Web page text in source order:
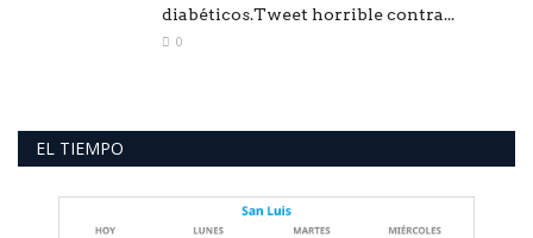
diabéticos.Tweet horrible contra...
0
EL TIEMPO